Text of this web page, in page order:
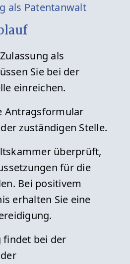
als Patentanwalt
als
Sie bei der
einreichen.
Antragsformular
zuständigen Stelle.
überprüft,
für die
Bei positivem
erhalten Sie eine
findet bei der